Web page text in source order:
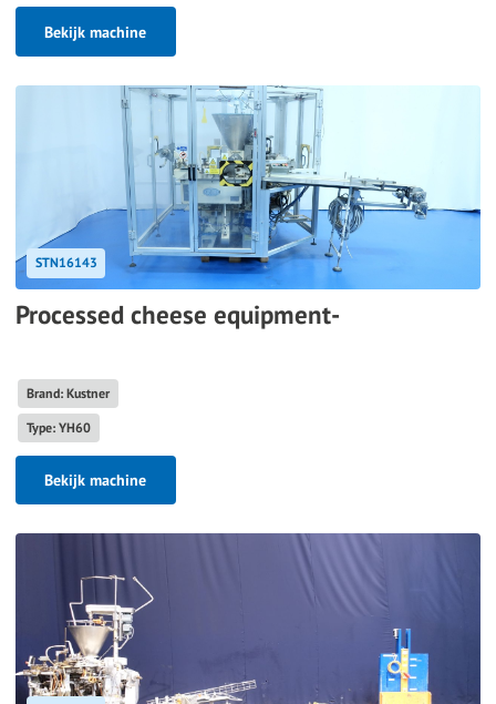
Bekijk machine
STN16143
Processed cheese equipment-
Brand: Kustner
Type: YH60
Bekijk machine